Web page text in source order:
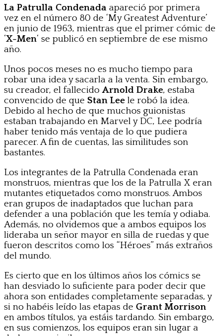
La Patrulla Condenada apareció por primera
vez en el número 80 de ‘My Greatest Adventure’
en junio de 1963, mientras que el primer cómic de
‘X-Men‘ se publicó en septiembre de ese mismo
año.
Unos pocos meses no es mucho tiempo para
robar una idea y sacarla a la venta. Sin embargo,
su creador, el fallecido Arnold Drake, estaba
convencido de que Stan Lee le robó la idea.
Debido al hecho de que muchos guionistas
estaban trabajando en Marvel y DC, Lee podría
haber tenido más ventaja de lo que pudiera
parecer. A fin de cuentas, las similitudes son
bastantes.
Los integrantes de la Patrulla Condenada eran
monstruos, mientras que los de la Patrulla X eran
mutantes etiquetados como monstruos. Ambos
eran grupos de inadaptados que luchan para
defender a una población que les temía y odiaba.
Además, no olvidemos que a ambos equipos los
lideraba un señor mayor en silla de ruedas y que
fueron descritos como los “Héroes” más extraños
del mundo.
Es cierto que en los últimos años los cómics se
han desviado lo suficiente para poder decir que
ahora son entidades completamente separadas, y
si no habéis leído las etapas de Grant Morrison
en ambos títulos, ya estáis tardando. Sin embargo,
en sus comienzos, los equipos eran sin lugar a